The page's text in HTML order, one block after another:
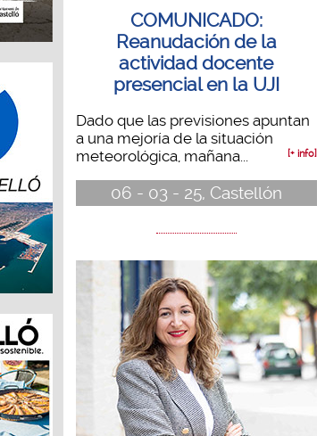
COMUNICADO:
Reanudación de la
actividad docente
presencial en la UJI
Dado que las previsiones apuntan
a una mejoría de la situación
meteorológica, mañana...
[+ info]
06 - 03 - 25, Castellón